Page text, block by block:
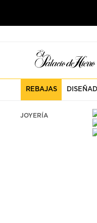
REBAJAS
JOYERÍA